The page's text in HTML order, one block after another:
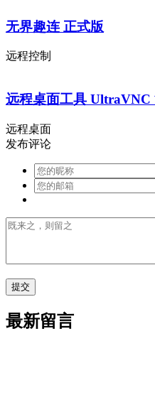
无界趣连 正式版
远程控制
远程桌面工具 UltraVNC
远程桌面
发布评论
最新留言